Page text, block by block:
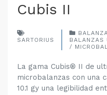
Cubis II
SARTORIUS
BALANZAS
/
La gama Cubis® II de
microbalanzas con una
10.1 gy una legibilidad